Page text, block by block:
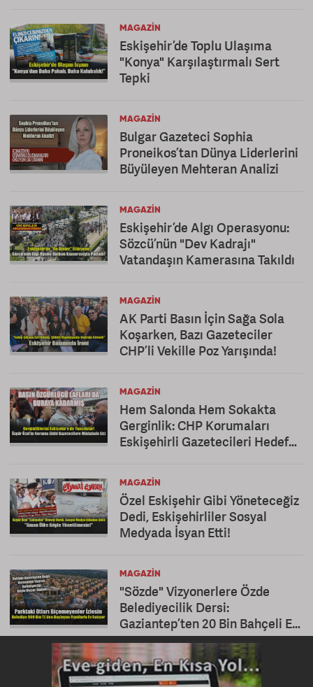
MAGAZIN
Eskişehir’de Toplu Ulaşıma
"Konya" Karşılaştırmalı Sert
Tepki
MAGAZIN
Bulgar Gazeteci Sophia
Proneikos’tan Dünya Liderlerini
Büyüleyen Mehteran Analizi
MAGAZIN
Eskişehir’de Algı Operasyonu:
Sözcü’nün "Dev Kadrajı"
Vatandaşın Kamerasına Takıldı
MAGAZIN
AK Parti Basın İçin Sağa Sola
Koşarken, Bazı Gazeteciler
CHP’li Vekille Poz Yarışında!
MAGAZIN
Hem Salonda Hem Sokakta
Gerginlik: CHP Korumaları
Eskişehirli Gazetecileri Hedef
MAGAZIN
Özel Eskişehir Gibi Yöneteceğiz
Dedi, Eskişehirliler Sosyal
Medyada İsyan Etti!
MAGAZIN
"Sözde" Vizyonerlere Özde
Belediyecilik Dersi:
Gaziantep’ten 20 Bin Bahçeli Ev
Hamlesi!